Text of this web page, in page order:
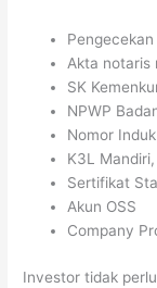
Akta notaris
SK
NPWP
Nomor
K3L
Sertifikat
Akun OSS
Company
Investor tidak